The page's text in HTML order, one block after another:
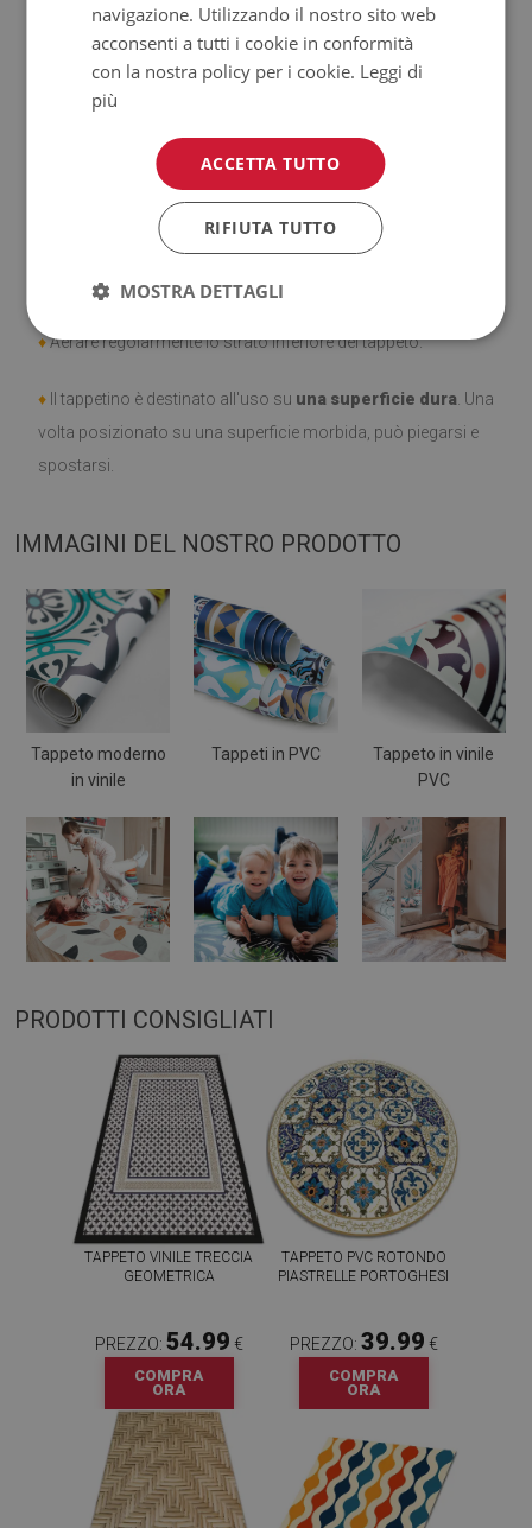
Prodotto facile da pulire,resistente alle macchie e
all'acqua.
Si ricorda che i danni causati dall'uso dovuto al trascorrere
del tempo (es. abrasioni) non sono soggetti a reclami.
Come prendersi cura del prodotto?
Pulire con un panno umido —non usare prodotti chimici
♦Aerare regolarmente lo strato inferiore del tappeto.
♦ Il tappetino è destinato all'uso su una superficie dura . Una
volta posizionato su una superficie morbida, può piegarsi e
spostarsi.
IMMAGINI DEL NOSTRO PRODOTTO
Tappeto moderno
in vinile
Tappeti in PVC
Tappeto in vinile
PVC
PRODOTTI CONSIGLIATI
TAPPETO VINILE TRECCIA
GEOMETRICA
PREZZO: 54.99 €
COMPRA
ORA
TAPPETO PVC ROTONDO
PIASTRELLE PORTOGHESI
PREZZO: 39.99 €
COMPRA
ORA
navigazione. Utilizzando il nostro sito web
acconsenti a tutti i cookie in conformità
con la nostra policy per i cookie. Leggi di
più
ACCETTA TUTTO
RIFIUTA TUTTO
MOSTRA DETTAGLI